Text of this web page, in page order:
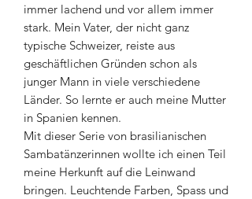
immer lachend und vor allem immer
stark. Mein Vater, der nicht ganz
typische Schweizer, reiste aus
geschäftlichen Gründen schon als
junger Mann in viele verschiedene
Länder. So lernte er auch meine Mutter
in Spanien kennen.
Mit dieser Serie von brasilianischen
Sambatänzerinnen wollte ich einen Teil
meine Herkunft auf die Leinwand
bringen. Leuchtende Farben, Spass und